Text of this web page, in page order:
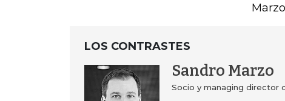
LOS CONTRASTES
Sandro Marzo
Socio y managing director